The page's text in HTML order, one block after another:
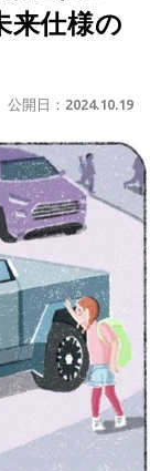
仕様の
公開日： 2024.10.19